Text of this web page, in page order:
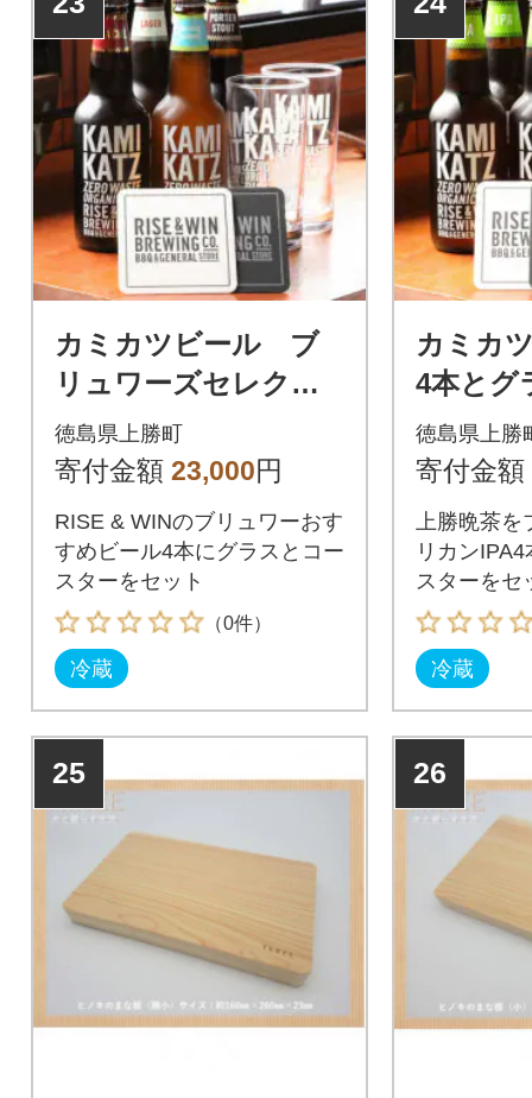
カミカツビール ブ
リュワーズセレクト 4
本とグラスセット
徳島県上勝町
寄付金額 23,000円
RISE & WINのブリュワーおす
すめビール4本にグラスとコー
スターをセット
（0件）
冷蔵
カミカ
4本とグ
徳島県上勝
寄付金額
上勝晩茶を
リカン
スターをセ
冷蔵
25 26